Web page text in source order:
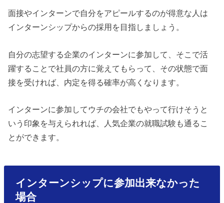
面接やインターンで自分をアピールするのが得意な人は
インターンシップからの採用を目指しましょう。
自分の志望する企業のインターンに参加して、そこで活
躍することで社員の方に覚えてもらって、その状態で面
接を受ければ、内定を得る確率が高くなります。
インターンに参加してウチの会社でもやって行けそうと
いう印象を与えられれば、人気企業の就職試験も通るこ
とができます。
インターンシップに参加出来なかった
場合